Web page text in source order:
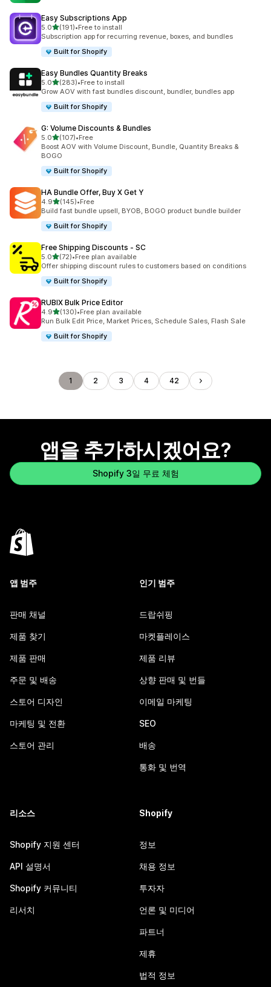
Easy Subscriptions App
5.0별 5개 중
(191)
총 리뷰 191개
•Free to install
Subscription app for recurring revenue, boxes, and bundles
Built for Shopify
Easy Bundles Quantity Breaks
5.0별 5개 중
(283)
총 리뷰 283개
•Free to install
Grow AOV with fast bundles discount, bundler, bundles app
Built for Shopify
G: Volume Discounts & Bundles
5.0별 5개 중
(107)
총 리뷰 107개
•Free
Boost AOV with Volume Discount, Bundle, Quantity Breaks &
BOGO
Built for Shopify
HA Bundle Offer, Buy X Get Y
4.9별 5개 중
(145)
총 리뷰 145개
•Free
Build fast bundle upsell, BYOB, BOGO product bundle builder
Built for Shopify
Free Shipping Discounts ‑ SC
5.0별 5개 중
(72)
총 리뷰 72개
•Free plan available
Offer shipping discount rules to customers based on conditions
Built for Shopify
RUBIX Bulk Price Editor
4.9별 5개 중
(130)
총 리뷰 130개
•Free plan available
Run Bulk Edit Price, Market Prices, Schedule Sales, Flash Sale
Built for Shopify
1 2 3 4 42
앱을 추가하시겠어요?
Shopify 3일 무료 체험
앱 범주
판매 채널
제품 찾기
제품 판매
주문 및 배송
스토어 디자인
마케팅 및 전환
스토어 관리
인기 범주
드랍쉬핑
마켓플레이스
제품 리뷰
상향 판매 및 번들
이메일 마케팅
SEO
배송
통화 및 번역
리소스
Shopify 지원 센터
API 설명서
Shopify 커뮤니티
리서치
Shopify
정보
채용 정보
투자자
언론 및 미디어
파트너
제휴
법적 정보